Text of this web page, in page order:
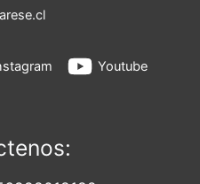
Youtube